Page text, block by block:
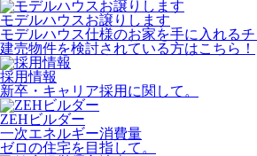
モデルハウスお譲りします
モデルハウス仕様のお家を手に入れるチ
建売物件を検討されている方はこちら！
採用情報
新卒・キャリア採用に関して。
ZEHビルダー
一次エネルギー消費量
ゼロの住宅を目指して。